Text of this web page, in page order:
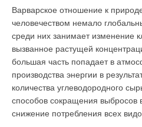
Варварское отношение к
человечеством немало
среди них занимает изменение
вызванное растущей
большая часть попадает в
производства энергии в
количества углеводородного
способов сокращения выбросов
снижение потребления всех
канализационных стоков в виде
Следствием возникновения
стояке является срыв
санитарнотехнических
представлениям, при истечении
канализационный стояк стоки
(образуется замкнутый
присоединения отвода к